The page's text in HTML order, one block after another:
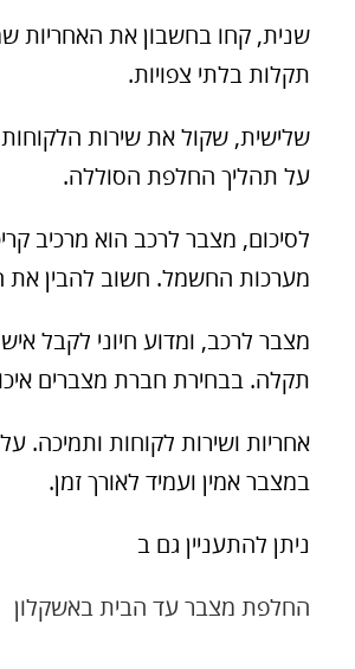
שנית, קחו בחשבון את האחריות
תקלות בלתי צפויות.
שלישית, שקול את שירות
על תהליך החלפת הסוללה.
לסיכום, מצבר לרכב הוא מרכיב
מערכות החשמל. חשוב להבין את
מצבר לרכב, ומדוע חיוני לקבל
תקלה. בבחירת חברת מצברים
אחריות ושירות לקוחות ותמיכה.
במצבר אמין ועמיד לאורך זמן.
ניתן להתעניין גם ב
החלפת מצבר עד הבית באשקלון